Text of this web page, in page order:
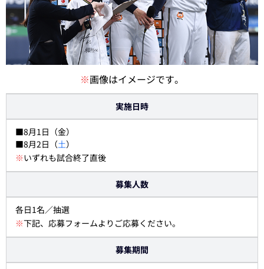
※画像はイメージです。
実施日時
■8月1日（金）
■8月2日（土）
※いずれも試合終了直後
募集人数
各日1名／抽選
※下記、応募フォームよりご応募ください。
募集期間